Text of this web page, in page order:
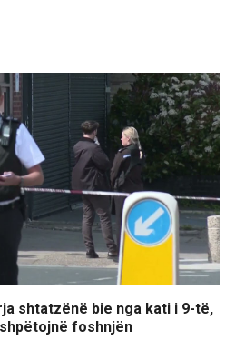
shtatzënë bie nga kati i 9-të,
foshnjën